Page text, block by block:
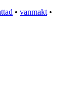
• vanmakt •